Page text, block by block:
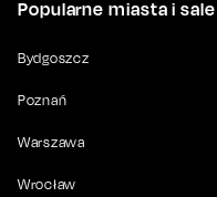
Popularne miasta i sale
Bydgoszcz
Poznań
Warszawa
Wrocław